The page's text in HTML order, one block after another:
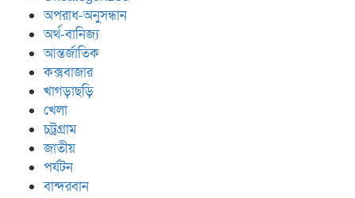
অপরাধ-অনুসন্ধান
অর্থ-বানিজ্য
আন্তর্জাতিক
কক্সবাজার
খাগড়াছড়ি
খেলা
চট্রগ্রাম
জাতীয়
পর্যটন
বান্দরবান